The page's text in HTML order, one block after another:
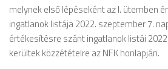
melynek első lépéseként az I. ütemben
ingatlanok listája 2022. szeptember 7.
értékesítésre szánt ingatlanok listái
kerültek közzétételre az NFK honlapján.